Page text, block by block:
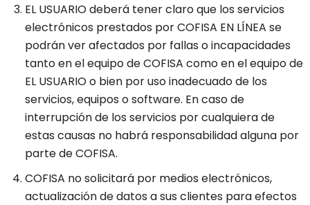
EL USUARIO deberá tener claro que los servicios
electrónicos prestados por COFISA EN LÍNEA se
podrán ver afectados por fallas o incapacidades
tanto en el equipo de COFISA como en el equipo de
EL USUARIO o bien por uso inadecuado de los
servicios, equipos o software. En caso de
interrupción de los servicios por cualquiera de
estas causas no habrá responsabilidad alguna por
parte de COFISA.
COFISA no solicitará por medios electrónicos,
actualización de datos a sus clientes para efectos